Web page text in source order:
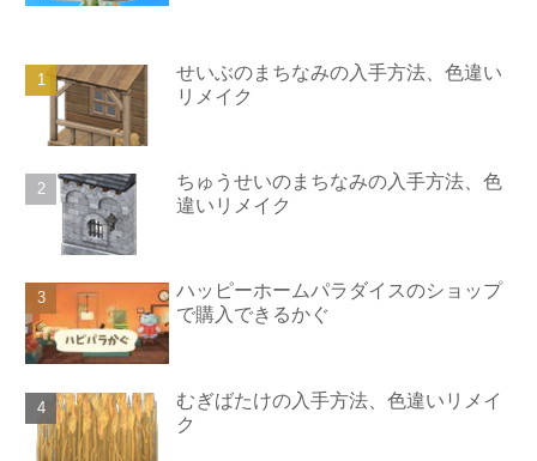
せいぶのまちなみの入手方法、色違い
リメイク
ちゅうせいのまちなみの入手方法、色
違いリメイク
ハッピーホームパラダイスのショップ
で購入できるかぐ
むぎばたけの入手方法、色違いリメイ
ク